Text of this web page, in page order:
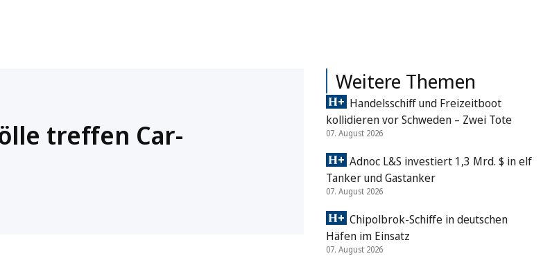
treffen Car-
Weitere Themen
Handelsschiff und Freizeitboot
kollidieren vor Schweden – Zwei Tote
07. August 2026
Adnoc L&S investiert 1,3 Mrd. $ in elf
Tanker und Gastanker
07. August 2026
Chipolbrok-Schiffe in deutschen
Häfen im Einsatz
07. August 2026